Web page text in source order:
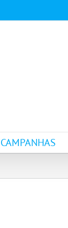
CAMPANHAS